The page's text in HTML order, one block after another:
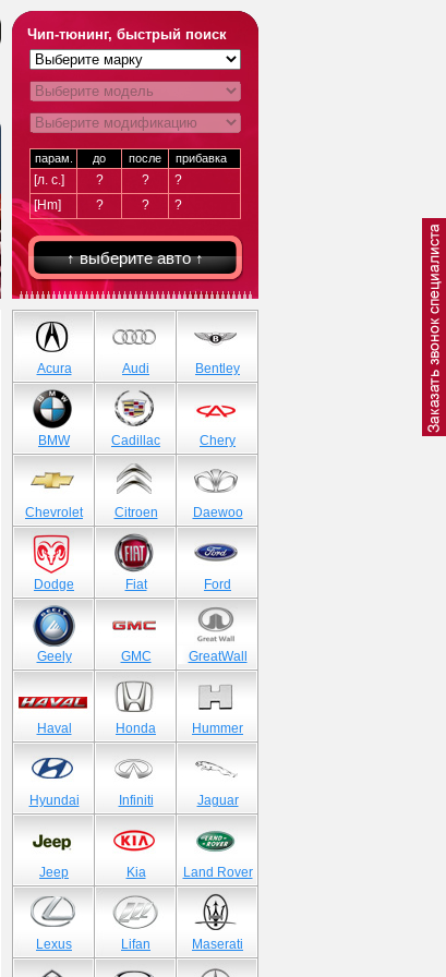
Чип-тюнинг, быстрый поиск
парам. до после прибавка
[л. с.] ? ?
?
[Hm]
? ? ?
↑ выберите авто ↑
Acura Audi Bentley
BMW Cadillac Chery
Chevrolet Citroen Daewoo
Dodge Fiat Ford
Geely GMC GreatWall
Haval Honda Hummer
Hyundai Infiniti Jaguar
Jeep Kia Land Rover
Lexus Lifan Maserati